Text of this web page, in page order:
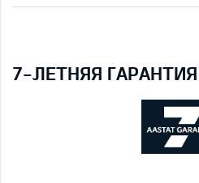
7-ЛЕТНЯЯ ГАРАНТИЯ